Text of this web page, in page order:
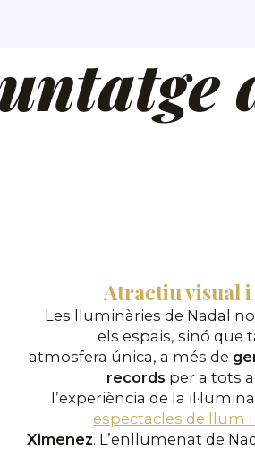
Atractiu visual
Les lluminàries de Nadal
els espais, sinó que
atmosfera única, a més de
records per a tots
l’experiència de la
espectacles de llum
Ximenez. L’enllumenat de